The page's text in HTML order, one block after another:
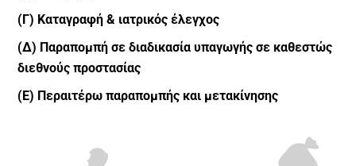
(Γ) Καταγραφή & ιατρικός έλεγχος
(Δ) Παραπομπή σε διαδικασία υπαγωγής σε καθεστώς
διεθνούς προστασίας
(Ε) Περαιτέρω παραπομπής και μετακίνησης